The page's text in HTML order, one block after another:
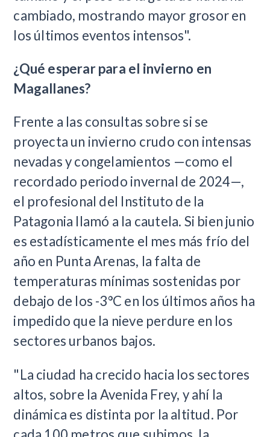
cambiado, mostrando mayor grosor en
los últimos eventos intensos".
¿Qué esperar para el invierno en
Magallanes?
Frente a las consultas sobre si se
proyecta un invierno crudo con intensas
nevadas y congelamientos —como el
recordado periodo invernal de 2024—,
el profesional del Instituto de la
Patagonia llamó a la cautela. Si bien junio
es estadísticamente el mes más frío del
año en Punta Arenas, la falta de
temperaturas mínimas sostenidas por
debajo de los -3°C en los últimos años ha
impedido que la nieve perdure en los
sectores urbanos bajos.
"La ciudad ha crecido hacia los sectores
altos, sobre la Avenida Frey, y ahí la
dinámica es distinta por la altitud. Por